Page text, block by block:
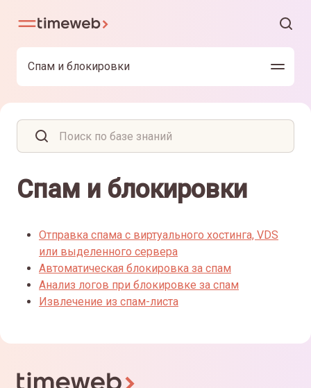
Спам и блокировки
Спам и блокировки
Отправка спама с виртуального хостинга, VDS
или выделенного сервера
Автоматическая блокировка за спам
Анализ логов при блокировке за спам
Извлечение из спам-листа